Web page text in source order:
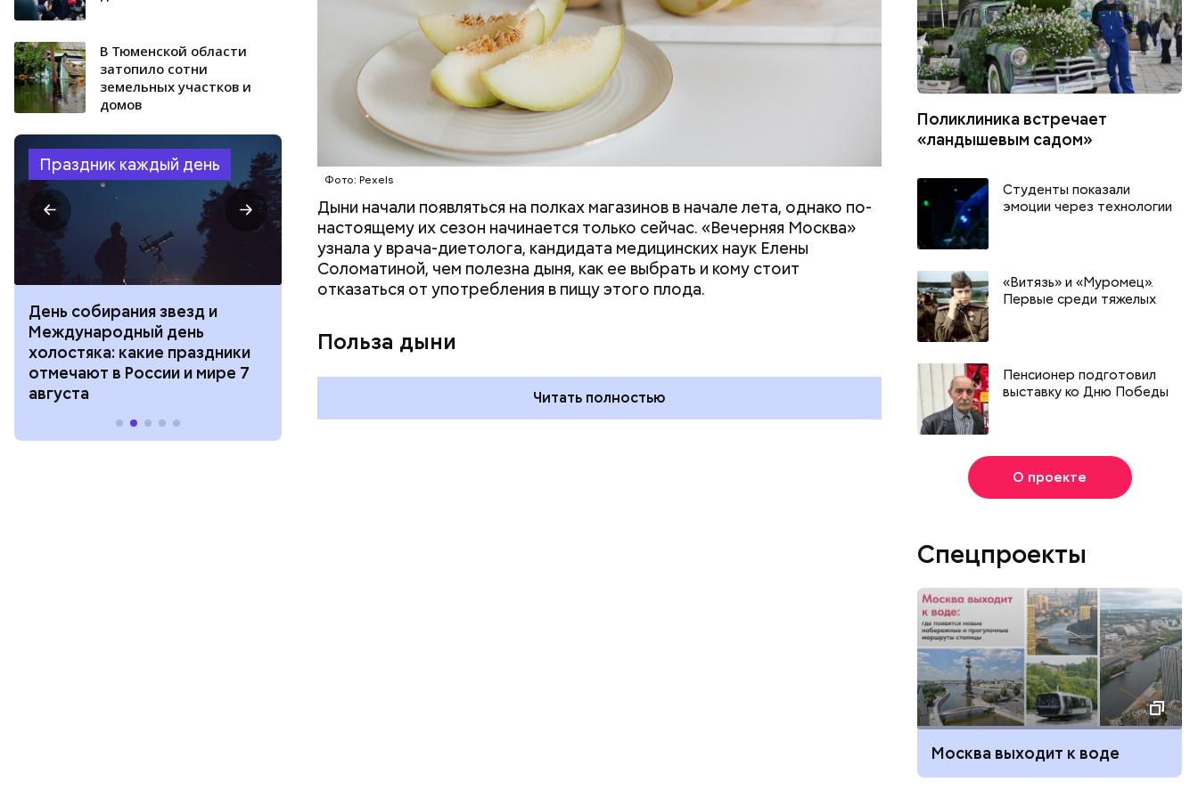
В Тюменской области
затопило сотни
земельных участков и
домов
Праздник каждый день
День собирания звезд и
Международный день
холостяка: какие праздники
отмечают в России и мире 7
августа
и Международный день
подкаблучника: какие
праздники отмечают в России
отмечают в России и мире 5
августа
День качания на качелях и
День шампанского: какие
и мире 4 августа
праздники
и мире 8
Фото: Pexels
Дыни начали появляться на полках магазинов в начале лета, однако по-
настоящему их сезон начинается только сейчас. «Вечерняя Москва»
узнала у врача-диетолога, кандидата медицинских наук Елены
Соломатиной, чем полезна дыня, как ее выбрать и кому стоит
отказаться от употребления в пищу этого плода.
Польза дыни
Читать полностью
Поликлиника встречает
«ландышевым садом»
Студенты показали
эмоции через технологии
«Витязь» и «Муромец».
Первые среди тяжелых
Пенсионер подготовил
выставку ко Дню Победы
О проекте
Спецпроекты
Москва выходит к воде